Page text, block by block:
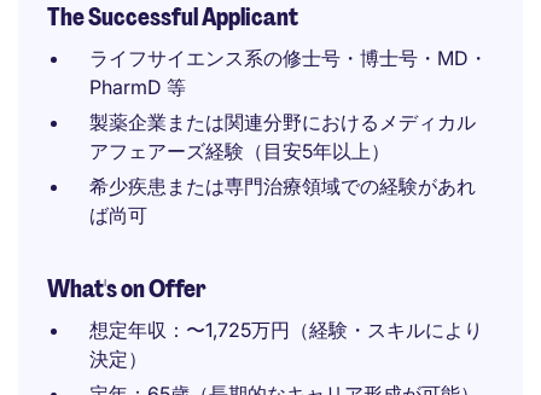
The Successful Applicant
ライフサイエンス系の修士号・博士号・MD・
PharmD 等
製薬企業または関連分野におけるメディカル
アフェアーズ経験（目安5年以上）
希少疾患または専門治療領域での経験があれ
ば尚可
What's on Offer
想定年収：〜1,725万円（経験・スキルにより
決定）